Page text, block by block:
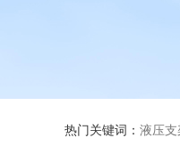
热门关键词： 液压